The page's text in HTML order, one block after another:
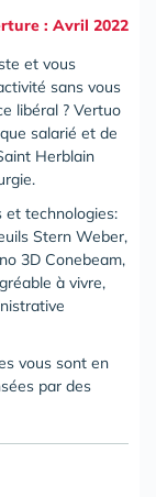
: Avril 2022
et vous
sans vous
libéral ? Vertuo
salarié et de
Herblain
et technologies:
Stern Weber,
3D Conebeam,
à vivre,
vous sont en
par des